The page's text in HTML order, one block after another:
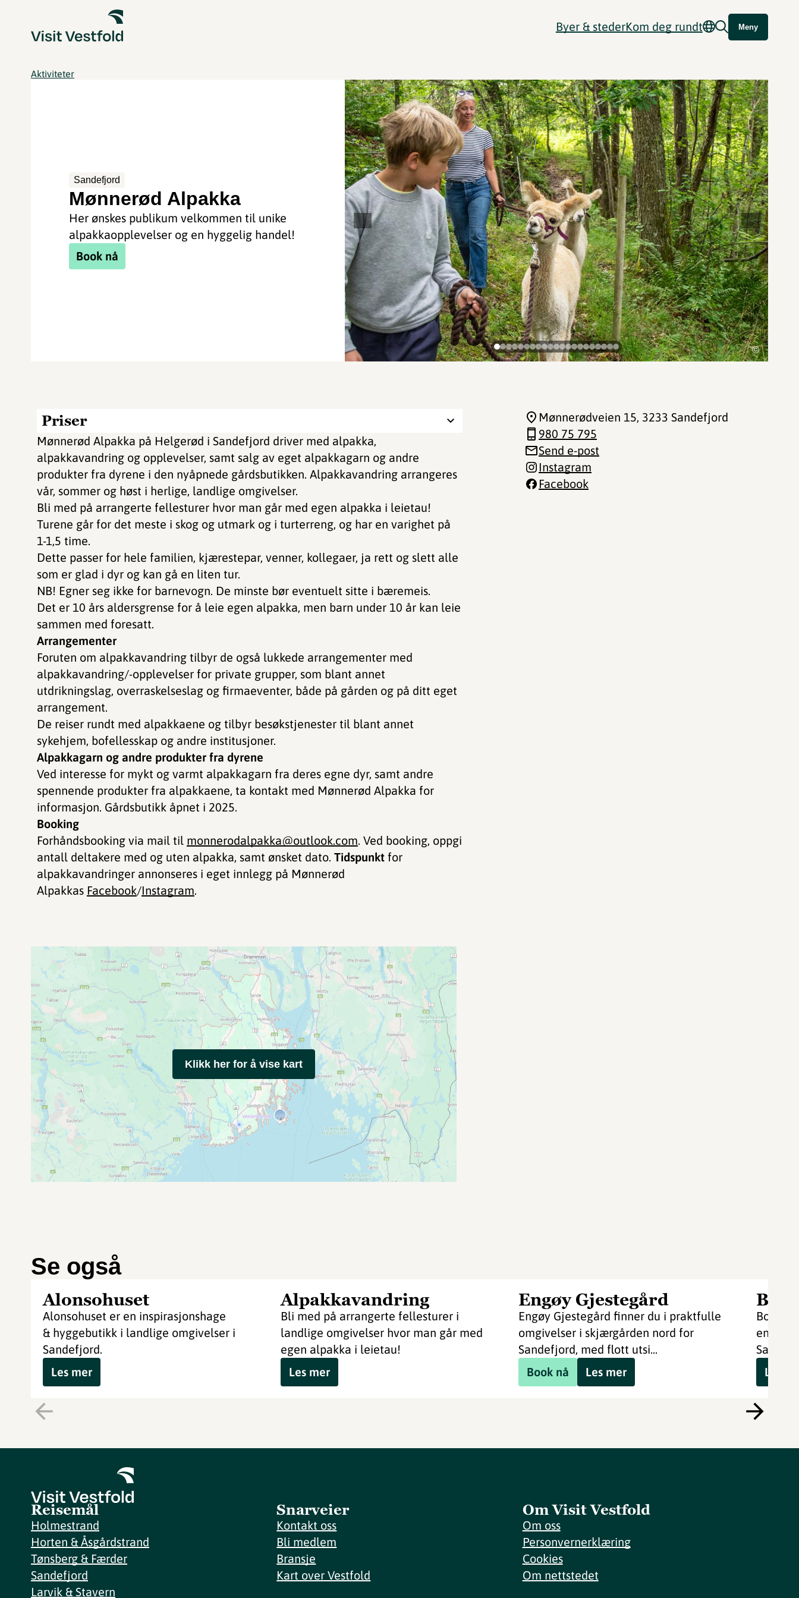
Byer & stederKom deg rundt Meny
Aktiviteter
Sandefjord
Mønnerød Alpakka
Her ønskes publikum velkommen til unike
alpakkaopplevelser og en hyggelig handel!
Book nå
©
Priser
Mønnerød Alpakka på Helgerød i Sandefjord driver med alpakka,
alpakkavandring og opplevelser, samt salg av eget alpakkagarn og andre
produkter fra dyrene i den nyåpnede gårdsbutikken. Alpakkavandring arrangeres
vår, sommer og høst i herlige, landlige omgivelser.
Bli med på arrangerte fellesturer hvor man går med egen alpakka i leietau!
Turene går for det meste i skog og utmark og i turterreng, og har en varighet på
1-1,5 time.
Dette passer for hele familien, kjærestepar, venner, kollegaer, ja rett og slett alle
som er glad i dyr og kan gå en liten tur.
NB! Egner seg ikke for barnevogn. De minste bør eventuelt sitte i bæremeis.
Det er 10 års aldersgrense for å leie egen alpakka, men barn under 10 år kan leie
sammen med foresatt.
Arrangementer
Foruten om alpakkavandring tilbyr de også lukkede arrangementer med
alpakkavandring/-opplevelser for private grupper, som blant annet
utdrikningslag, overraskelseslag og firmaeventer, både på gården og på ditt eget
arrangement.
​​​​​De reiser rundt med alpakkaene og tilbyr besøkstjenester til blant annet
sykehjem, bofellesskap og andre institusjoner.
Alpakkagarn og andre produkter fra dyrene
Ved interesse for mykt og varmt alpakkagarn fra deres egne dyr, samt andre
spennende produkter fra alpakkaene, ta kontakt med Mønnerød Alpakka for
informasjon. Gårdsbutikk åpnet i 2025.
Booking
Forhåndsbooking via mail til monnerodalpakka@outlook.com. Ved booking, oppgi
antall deltakere med og uten alpakka, samt ønsket dato. Tidspunkt for
alpakkavandringer annonseres i eget innlegg på Mønnerød
Alpakkas Facebook/Instagram.
Mønnerødveien 15, 3233 Sandefjord
980 75 795
Send e-post
Instagram
Facebook
Klikk her for å vise kart
Se også
Alonsohuset
Alonsohuset er en inspirasjonshage
& hyggebutikk i landlige omgivelser i
Sandefjord.
Les mer
Alpakkavandring
Bli med på arrangerte fellesturer i
landlige omgivelser hvor man går med
egen alpakka i leietau!
Les mer
Engøy Gjestegård
Engøy Gjestegård finner du i praktfulle
omgivelser i skjærgården nord for
Sandefjord, med flott utsi...
Book nå
Les mer
en liten
Les
Reisemål
Holmestrand
Horten & Åsgårdstrand
Tønsberg & Færder
Sandefjord
Larvik & Stavern
Snarveier
Kontakt oss
Bli medlem
Bransje
Kart over Vestfold
Om Visit Vestfold
Om oss
Personvernerklæring
Cookies
Om nettstedet